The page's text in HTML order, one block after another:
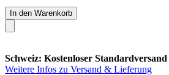
In den Warenkorb
Schweiz: Kostenloser Standardversand
Weitere Infos zu Versand & Lieferung